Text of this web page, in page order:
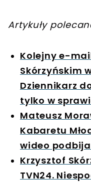
Artykuły
Kolejny e-
Skórzyńskim
Dziennikarz
tylko w
Mateusz
Kabaretu
wideo
Krzysztof
TVN24.